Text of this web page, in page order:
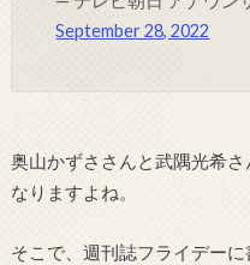
September 28, 2022
奥山かずささんと武隅光希
なりますよね。
そこで、週刊誌フライデー